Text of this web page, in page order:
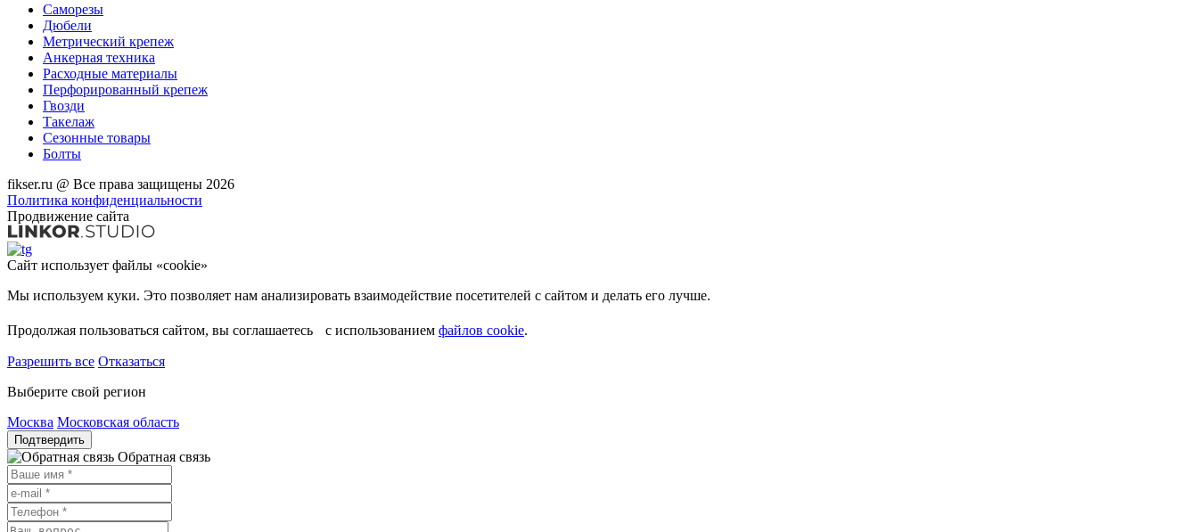
Саморезы
Дюбели
Метрический крепеж
Анкерная техника
Расходные материалы
Перфорированный крепеж
Гвозди
Такелаж
Сезонные товары
Болты
fikser.ru @ Все права защищены 2026
Политика конфиденциальности
Продвижение сайта
Сайт использует файлы «cookie»
Мы используем куки. Это позволяет нам анализировать взаимодействие посетителей с сайтом и делать его лучше.
Продолжая пользоваться сайтом, вы соглашаетесь с использованием файлов cookie.
Разрешить все Отказаться
Выберите свой регион
Москва Московская область
Подтвердить
Обратная связь